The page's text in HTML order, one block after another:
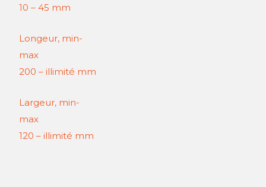
10 – 45 mm
Longeur, min-
max
200 – illimité mm
Largeur, min-
max
120 – illimité mm